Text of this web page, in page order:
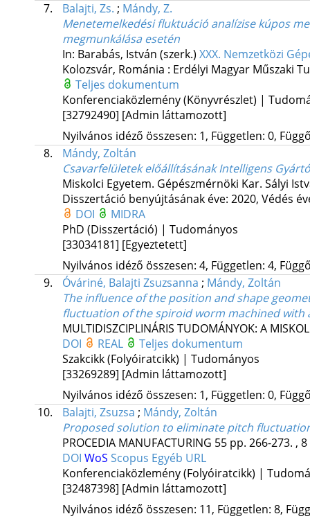
7.
Balajti, Zs. ; Mándy, Z.
Menetemelkedési fluktuáció analízise kúpos
megmunkálása esetén
In: Barabás, István (szerk.) XXX. Nemzetközi
Kolozsvár, Románia : Erdélyi Magyar Műszaki
Teljes dokumentum
Konferenciaközlemény (Könyvrészlet) |
[32792490] [Admin láttamozott]
Nyilvános idéző összesen: 1, Független: 0,
8.
Mándy, Zoltán
Csavarfelületek előállításának Intelligens
Miskolci Egyetem. Gépészmérnöki Kar. Sályi
Disszertáció benyújtásának éve: 2020, Védés
DOI
MIDRA
PhD (Disszertáció) | Tudományos
[33034181] [Egyeztetett]
Nyilvános idéző összesen: 4, Független: 4,
9.
Óváriné, Balajti Zsuzsanna ; Mándy, Zoltán
The influence of the position and shape
fluctuation of the spiroid worm machined with
MULTIDISZCIPLINÁRIS TUDOMÁNYOK: A
DOI
REAL
Teljes dokumentum
Szakcikk (Folyóiratcikk) | Tudományos
[33269289] [Admin láttamozott]
Nyilvános idéző összesen: 1, Független: 0,
10.
Balajti, Zsuzsa ; Mándy, Zoltán
Proposed solution to eliminate pitch
PROCEDIA MANUFACTURING 55 pp. 266-273. ,
DOI WoS Scopus Egyéb URL
Konferenciaközlemény (Folyóiratcikk) |
[32487398] [Admin láttamozott]
Nyilvános idéző összesen: 11, Független: 8,